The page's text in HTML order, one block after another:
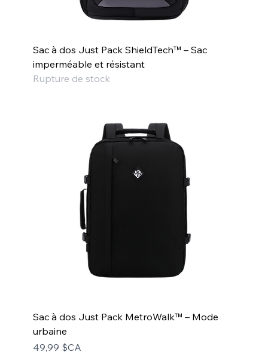
Sac à dos Just Pack ShieldTech™ – Sac
imperméable et résistant
Rupture de stock
Sac à dos Just Pack MetroWalk™ – Mode
urbaine
Prix
49,99 $CA